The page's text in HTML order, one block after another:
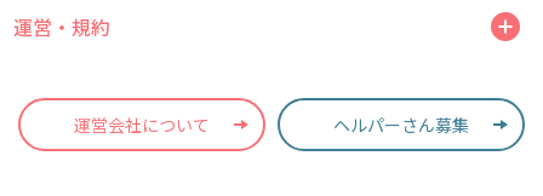
運営・規約
運営会社について ヘルパーさん募集